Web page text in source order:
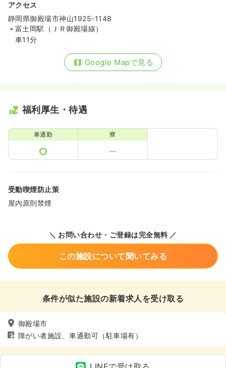
アクセス
静岡県御殿場市神山1925-1148
富士岡駅（ＪＲ御殿場線）
車11分
Google Mapで見る
福利厚生・待遇
車通勤 寮
受動喫煙防止策
屋内原則禁煙
＼ お問い合わせ・ご登録は完全無料 ／
この施設について聞いてみる
条件が似た施設の新着求人を受け取る
御殿場市
障がい者施設、車通勤可（駐車場有）